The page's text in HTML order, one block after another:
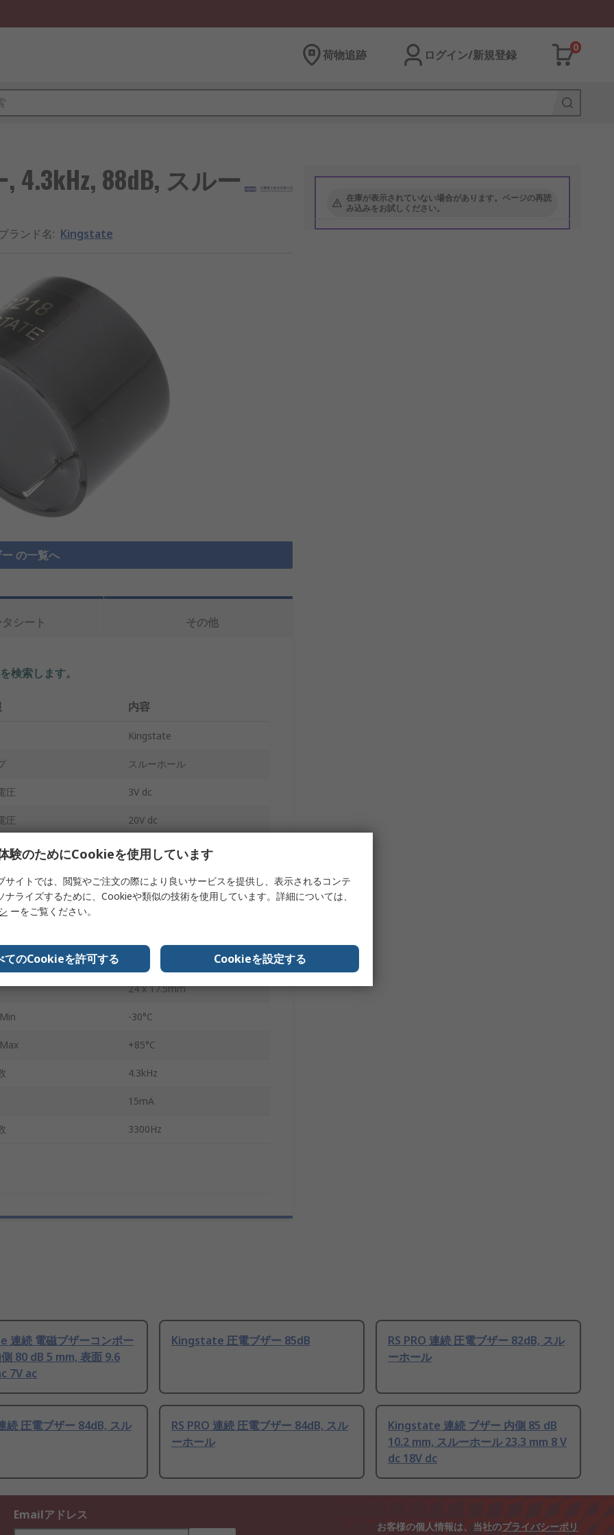
荷物追跡 ログイン/新規登録
0
4.3kHz, 88dB, スルー
ランド名: Kingstate
の一覧へ
在庫が表示されていない場合があります。ページの再読
み込みをお試しください。
シート その他
検索します。
内容
Kingstate
スルーホール
圧 3V dc
圧 20V dc
ベル 88dB
イプ 内部
連続
24 x 17.5mm
-30°C
+85°C
4.3kHz
15mA
3300Hz
連続 電磁ブザーコンポー
80 dB 5 mm, 表面 9.6
7V ac
Kingstate 圧電ブザー 85dB
RS PRO 連続 圧電ブザー 82dB, スル
ーホール
続 圧電ブザー 84dB, スル
RS PRO 連続 圧電ブザー 84dB, スル
ーホール
Kingstate 連続 ブザー 内側 85 dB
10.2 mm, スルーホール 23.3 mm 8 V
dc 18V dc
Emailアドレス
お客様の個人情報は、当社のプライバシーポリ
験のためにCookieを使用しています
サイトでは、閲覧やご注文の際により良いサービスを提供し、表示されるコンテ
ナライズするために、Cookieや類似の技術を使用しています。詳細については、
ーをご覧ください。
てのCookieを許可する Cookieを設定する